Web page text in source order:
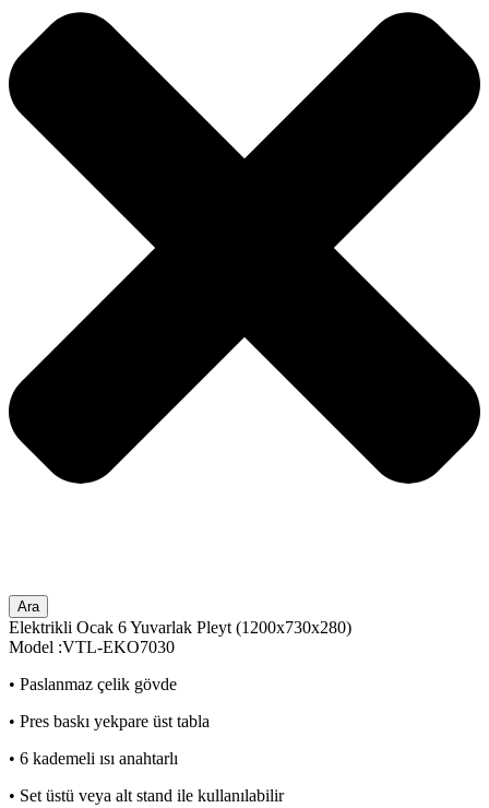
Ara
Elektrikli Ocak 6 Yuvarlak Pleyt (1200x730x280)
Model :VTL-EKO7030
• Paslanmaz çelik gövde
• Pres baskı yekpare üst tabla
• 6 kademeli ısı anahtarlı
• Set üstü veya alt stand ile kullanılabilir